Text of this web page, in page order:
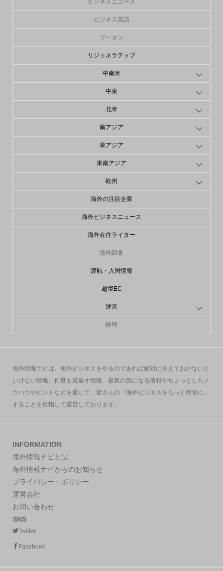
ビジネスニュース
ビジネス英語
ブータン
リジェネラティブ
中南米
中東
北米
南アジア
東アジア
東南アジア
欧州
海外の注目企業
海外ビジネスニュース
海外在住ライター
海外調査
渡航・入国情報
越境EC
運営
静岡
海外情報ナビは、海外ビジネスをやるのであれば絶対に抑えておかないと
いけない情報、何度も見返す情報、最新の気になる情報やちょっとしたノ
ウハウやヒントなどを通じて、皆さんの「海外ビジネスをもっと簡単に」
することを目指して運営しております。
INFORMATION
海外情報ナビとは
海外情報ナビからのお知らせ
プライバシー・ポリシー
運営会社
お問い合わせ
SNS
Twitter
Facebook